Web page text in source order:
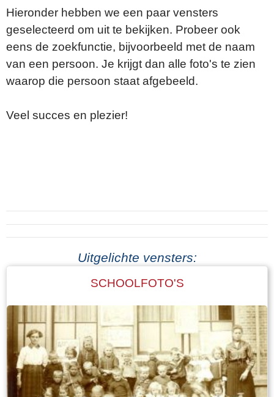
Hieronder hebben we een paar vensters
geselecteerd om uit te bekijken. Probeer ook
eens de zoekfunctie, bijvoorbeeld met de naam
van een persoon. Je krijgt dan alle foto's te zien
waarop die persoon staat afgebeeld.
Veel succes en plezier!
Uitgelichte vensters:
SCHOOLFOTO'S